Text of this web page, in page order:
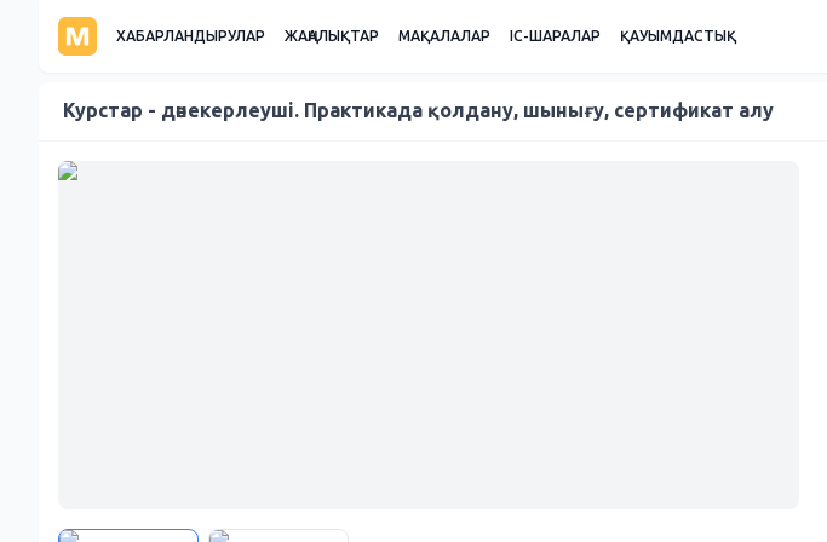
ХАБАРЛАНДЫРУЛАР ЖАҢАЛЫҚТАР МАҚАЛАЛАР ІС-ШАРАЛАР ҚАУЫМДАСТЫҚ
Курстар - дәнекерлеуші. Практикада қолдану, шынығу, сертификат алу